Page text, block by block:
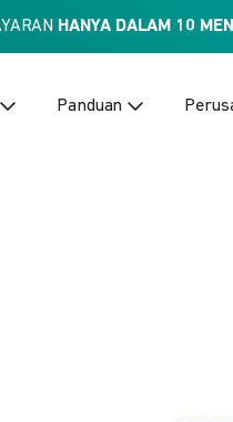
HANYA DALAM 10
Panduan